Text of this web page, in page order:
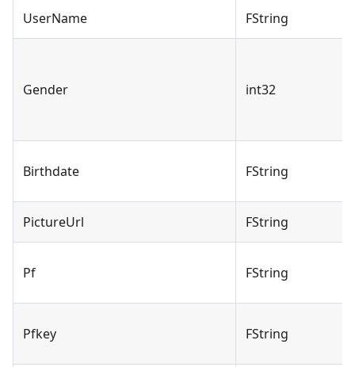
UserName FString
Gender int32
Birthdate FString
PictureUrl FString
Pf FString
Pfkey FString